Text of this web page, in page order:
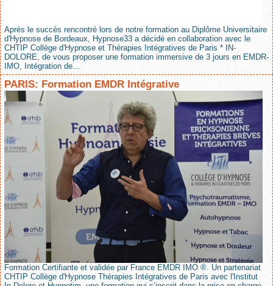
Après le succès rencontré lors de notre formation au Diplôme Universitaire
d'Hypnose de Bordeaux, Hypnose33 a décidé en collaboration avec le
CHTIP Collège d'Hypnose et Thérapies Intégratives de Paris * IN-
DOLORE, de vous proposer une formation immersive de 3 jours en EMDR-
IMO, Intégration de...
PARIS: Formation EMDR Intégrative
Formation Certifiante et validée par France EMDR IMO ®. Un partenariat
CHTIP Collège d'Hypnose Thérapies Intégratives de Paris avec l'Institut